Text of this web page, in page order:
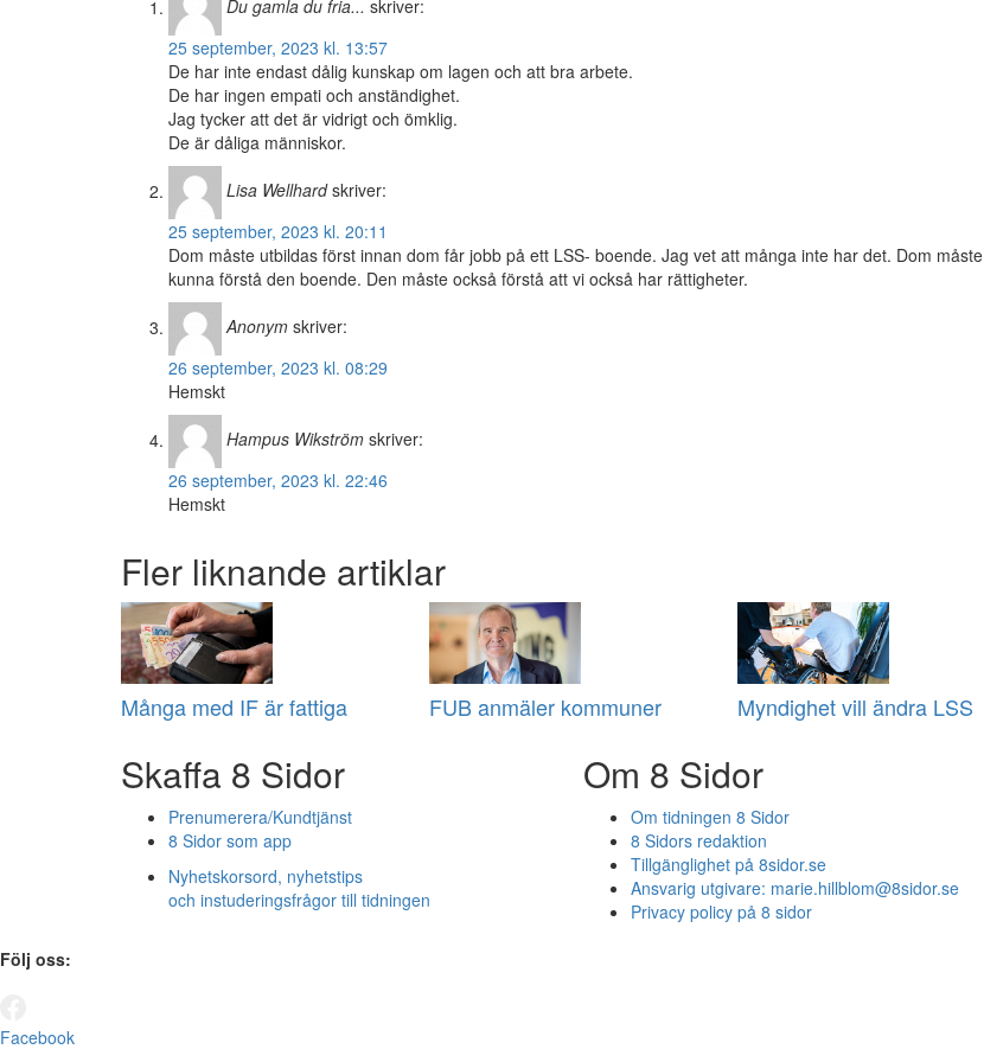
Du gamla du fria... skriver:
25 september, 2023 kl. 13:57
De har inte endast dålig kunskap om lagen och att bra arbete.
De har ingen empati och anständighet.
Jag tycker att det är vidrigt och ömklig.
De är dåliga människor.
Lisa Wellhard skriver:
25 september, 2023 kl. 20:11
Dom måste utbildas först innan dom får jobb på ett LSS- boende. Jag vet att många inte har det. Dom måste
kunna förstå den boende. Den måste också förstå att vi också har rättigheter.
Anonym skriver:
26 september, 2023 kl. 08:29
Hemskt
Hampus Wikström skriver:
26 september, 2023 kl. 22:46
Hemskt
Fler liknande artiklar
Många med IF är fattiga FUB anmäler kommuner Myndighet vill ändra LSS
Skaffa 8 Sidor
Prenumerera/Kundtjänst
8 Sidor som app
Nyhetskorsord, nyhetstips
och instuderingsfrågor till tidningen
Om 8 Sidor
Om tidningen 8 Sidor
8 Sidors redaktion
Tillgänglighet på 8sidor.se
Ansvarig utgivare: marie.hillblom@8sidor.se
Privacy policy på 8 sidor
Följ oss:
Facebook